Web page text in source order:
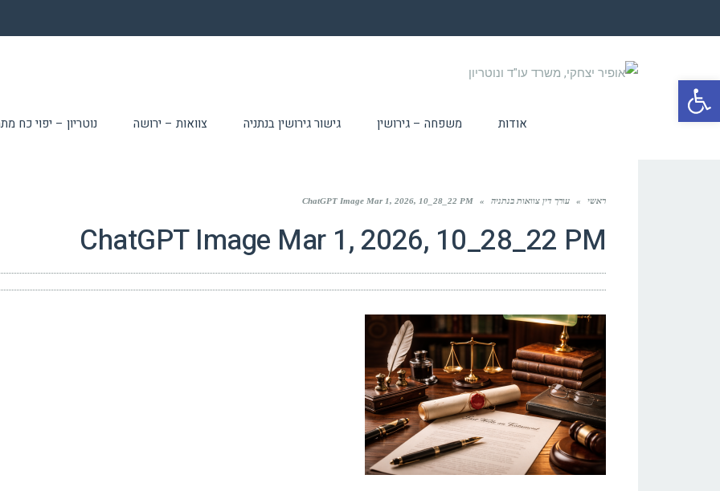
פתח סרגל נגישות
אודות משפחה – גירושין גישור גירושין בנתניה צוואות – ירושה נוטריון – יפוי כח
ראשי » עורך דין צוואות בנתניה »
ChatGPT Image Mar 1, 2026, 10_28_22 PM
ChatGPT Image Mar 1, 2026, 10_28_22 PM